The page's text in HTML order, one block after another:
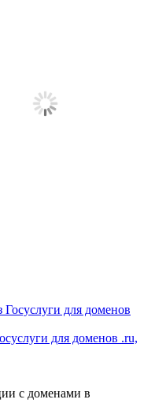
для доменов .ru,
с доменами в